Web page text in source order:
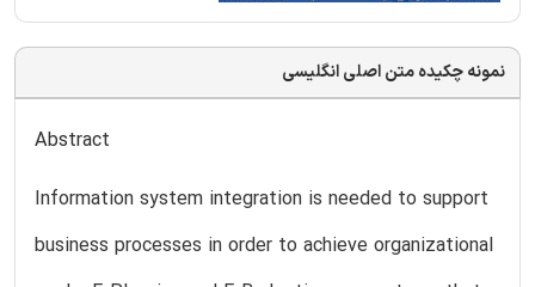
نمونه چکیده متن اصلی انگلیسی
Abstract
Information system integration is needed to support
business processes in order to achieve organizational